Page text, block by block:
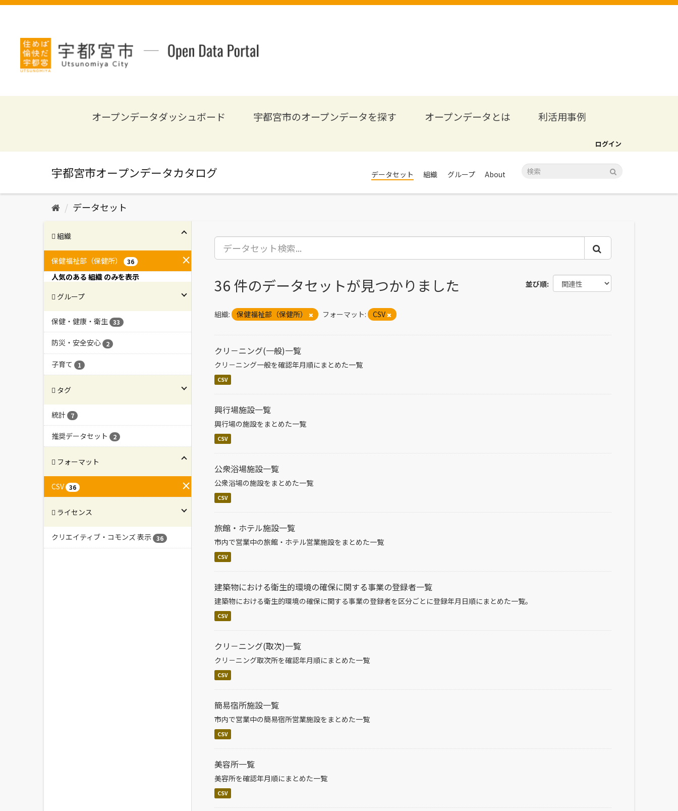
ス
オープンデータダッシュボード 宇都宮市のオープンデータを探す オープンデータとは 利活用事例
ログイン
データセット 組織 グループ About
データセット
組織
保健福祉部（保健所） 36
人気のある 組織 のみを表示
グループ
保健・健康・衛生 33
防災・安全安心 2
子育て 1
タグ
統計 7
推奨データセット 2
フォーマット
CSV 36
ライセンス
クリエイティブ・コモンズ 表示 36
並び順
36 件のデータセットが見つかりました
組織: 保健福祉部（保健所） フォーマット: CSV
クリ－ニング(一般)一覧
クリ－ニング一般を確認年月順にまとめた一覧
CSV
興行場施設一覧
興行場の施設をまとめた一覧
CSV
公衆浴場施設一覧
公衆浴場の施設をまとめた一覧
CSV
旅館・ホテル施設一覧
市内で営業中の旅館・ホテル営業施設をまとめた一覧
CSV
建築物における衛生的環境の確保に関する事業の登録者一覧
建築物における衛生的環境の確保に関する事業の登録者を区分ごとに登録年月日順にまとめた一覧。
CSV
クリ－ニング(取次)一覧
クリ－ニング取次所を確認年月順にまとめた一覧
CSV
簡易宿所施設一覧
市内で営業中の簡易宿所営業施設をまとめた一覧
CSV
美容所一覧
美容所を確認年月順にまとめた一覧
CSV